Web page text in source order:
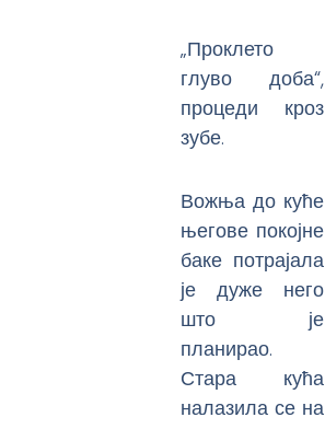
„Проклето
глуво доба“,
процеди кроз
зубе.
Вожња до куће
његове покојне
баке потрајала
је дуже него
што је
планирао.
Стара кућа
налазила се на